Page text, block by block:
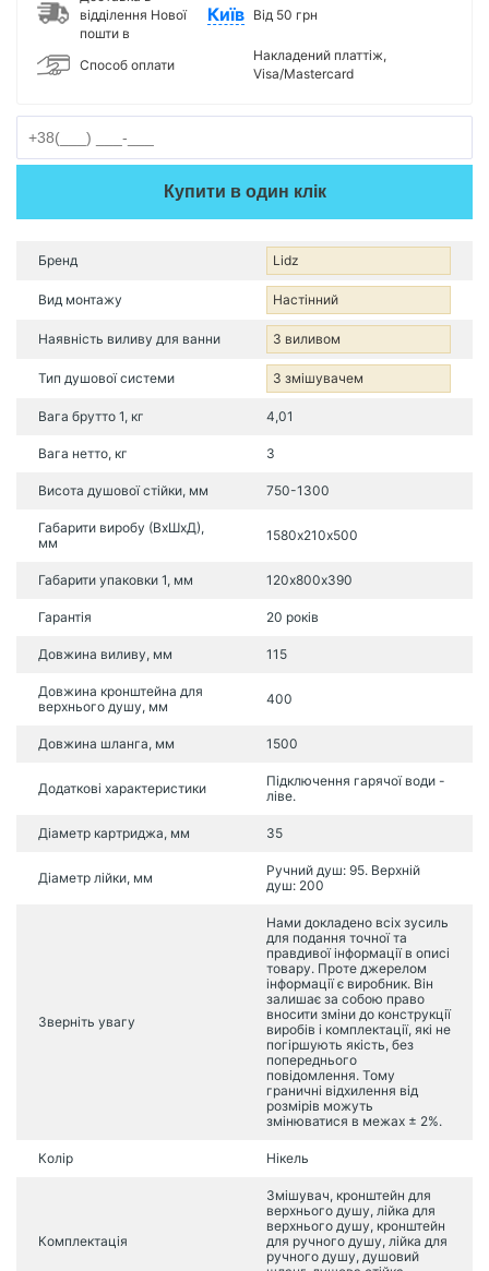
відділення Нової
пошти в
Київ Від 50 грн
Способ оплати
Накладений платтіж,
Visa/Mastercard
Купити в один клік
Бренд Lidz
Вид монтажу Настінний
Наявність виливу для ванни З виливом
Тип душової системи З змішувачем
Вага брутто 1, кг 4,01
Вага нетто, кг 3
Висота душової стійки, мм 750-1300
Габарити виробу (ВхШхД),
мм
1580х210х500
Габарити упаковки 1, мм 120х800х390
Гарантія 20 років
Довжина виливу, мм 115
Довжина кронштейна для
верхнього душу, мм
400
Довжина шланга, мм 1500
Додаткові характеристики
Підключення гарячої води -
ліве.
Діаметр картриджа, мм 35
Діаметр лійки, мм
Ручний душ: 95. Верхній
душ: 200
Зверніть увагу
Нами докладено всіх зусиль
для подання точної та
правдивої інформації в описі
товару. Проте джерелом
інформації є виробник. Він
залишає за собою право
вносити зміни до конструкції
виробів і комплектації, які не
погіршують якість, без
попереднього
повідомлення. Тому
граничні відхилення від
розмірів можуть
змінюватися в межах ± 2%.
Колір Нікель
Комплектація
Змішувач, кронштейн для
верхнього душу, лійка для
верхнього душу, кронштейн
для ручного душу, лійка для
ручного душу, душовий